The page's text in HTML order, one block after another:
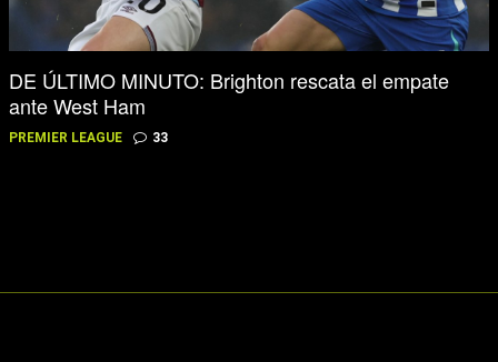
DE ÚLTIMO MINUTO: Brighton rescata el empate
ante West Ham
PREMIER LEAGUE 33